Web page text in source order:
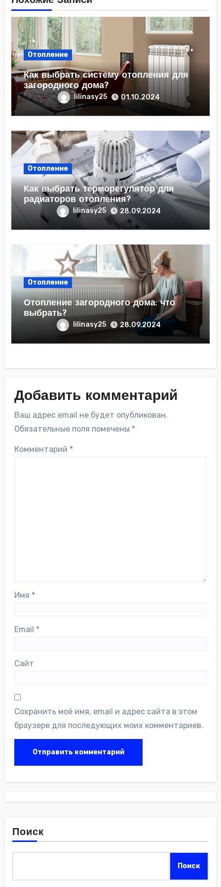
Отопление
Как выбрать систему отопления для
загородного дома?
lilinasy25 01.10.2024
Отопление
Как выбрать терморегулятор для
радиаторов отопления?
lilinasy25 28.09.2024
Отопление
Отопление загородного дома: что
выбрать?
lilinasy25 28.09.2024
Добавить комментарий
Ваш адрес email не будет опубликован.
Обязательные поля помечены *
Комментарий *
Имя *
Email *
Сайт
Сохранить моё имя, email и адрес сайта в этом
браузере для последующих моих комментариев.
Поиск
Поиск